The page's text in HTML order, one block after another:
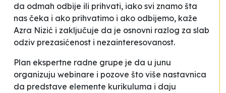
da odmah odbije ili prihvati, iako svi znamo šta
nas čeka i ako prihvatimo i ako odbijemo, kaže
Azra Nizić i zaključuje da je osnovni razlog za slab
odziv prezasićenost i nezainteresovanost.
Plan ekspertne radne grupe je da u junu
organizuju webinare i pozove što više nastavnica
da predstave elemente kurikuluma i daju